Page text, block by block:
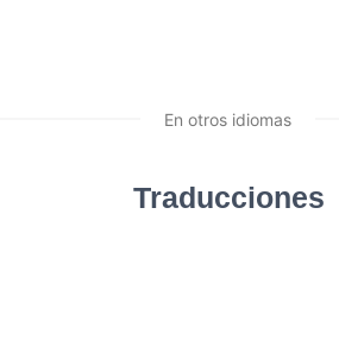
En otros idiomas
Traducciones